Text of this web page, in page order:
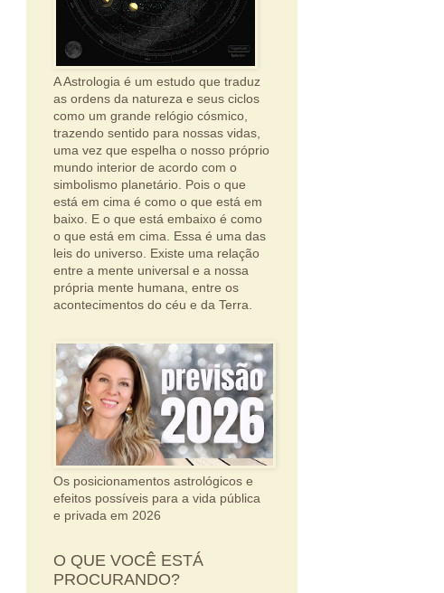
A Astrologia é um estudo que traduz
as ordens da natureza e seus ciclos
como um grande relógio cósmico,
trazendo sentido para nossas vidas,
uma vez que espelha o nosso próprio
mundo interior de acordo com o
simbolismo planetário. Pois o que
está em cima é como o que está em
baixo. E o que está embaixo é como
o que está em cima. Essa é uma das
leis do universo. Existe uma relação
entre a mente universal e a nossa
própria mente humana, entre os
acontecimentos do céu e da Terra.
Os posicionamentos astrológicos e
efeitos possíveis para a vida pública
e privada em 2026
O QUE VOCÊ ESTÁ
PROCURANDO?